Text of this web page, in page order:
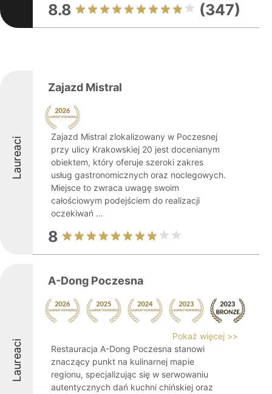
8.8 (347)
Laureaci
Zajazd Mistral
Zajazd Mistral zlokalizowany w Poczesnej
przy ulicy Krakowskiej 20 jest docenianym
obiektem, który oferuje szeroki zakres
usług gastronomicznych oraz noclegowych.
Miejsce to zwraca uwagę swoim
całościowym podejściem do realizacji
oczekiwań ...
8
Laureaci
A-Dong Poczesna
Pokaż więcej >>
Restauracja A-Dong Poczesna stanowi
znaczący punkt na kulinarnej mapie
regionu, specjalizując się w serwowaniu
autentycznych dań kuchni chińskiej oraz